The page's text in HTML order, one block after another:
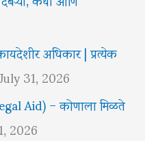
अधिकार | प्रत्येक
July 31, 2026
Aid) – कोणाला मिळते
2026